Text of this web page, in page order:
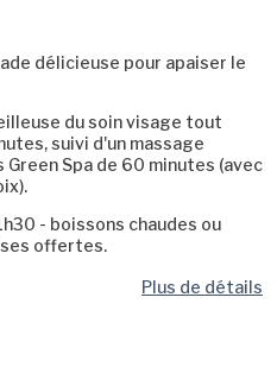
délicieuse pour apaiser le
du soin visage tout
suivi d'un massage
Spa de 60 minutes (avec
- boissons chaudes ou
offertes.
Plus de détails